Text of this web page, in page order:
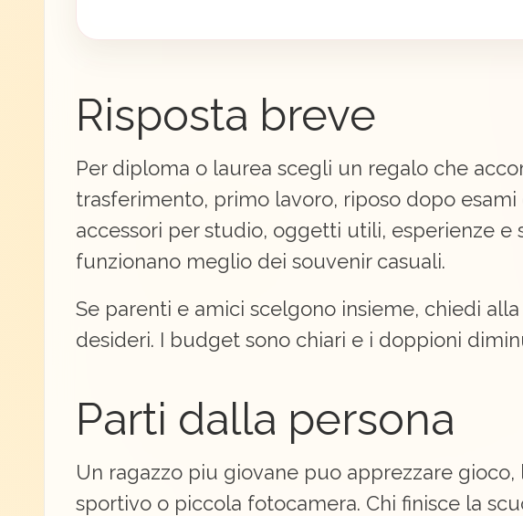
Risposta breve
Per diploma o laurea scegli un regalo che
trasferimento, primo lavoro, riposo dopo esami
accessori per studio, oggetti utili, esperienze
funzionano meglio dei souvenir casuali.
Se parenti e amici scelgono insieme, chiedi
desideri. I budget sono chiari e i doppioni
Parti dalla persona
Un ragazzo piu giovane puo apprezzare
sportivo o piccola fotocamera. Chi finisce la